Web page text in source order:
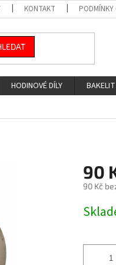
KONTAKT PODMÍNKY
HODINOVÉ DÍLY BAKELIT
90
90 Kč
cena: